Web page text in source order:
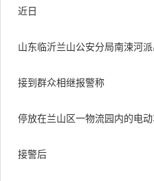
近日
山东临沂兰山公安分局南涑河
接到群众相继报警称
停放在兰山区一物流园内的电
接警后